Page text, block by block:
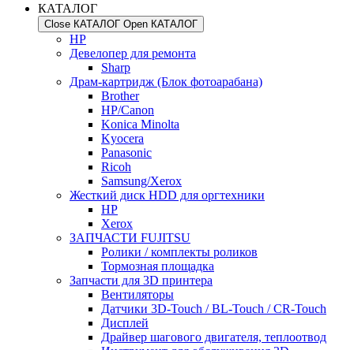
КАТАЛОГ
Close КАТАЛОГ Open КАТАЛОГ
HP
Девелопер для ремонта
Sharp
Драм-картридж (Блок фотоарабана)
Brother
HP/Canon
Konica Minolta
Kyocera
Panasonic
Ricoh
Samsung/Xerox
Жесткий диск HDD для оргтехники
HP
Xerox
ЗАПЧАСТИ FUJITSU
Ролики / комплекты роликов
Тормозная площадка
Запчасти для 3D принтера
Вентиляторы
Датчики 3D-Touch / BL-Touch / CR-Touch
Дисплей
Драйвер шагового двигателя, теплоотвод